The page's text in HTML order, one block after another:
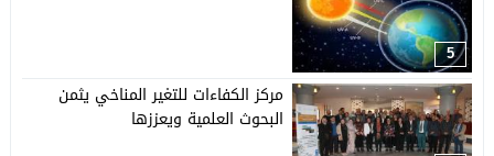
5
مركز الكفاءات للتغير المناخي يثمن
البحوث العلمية ويعززها